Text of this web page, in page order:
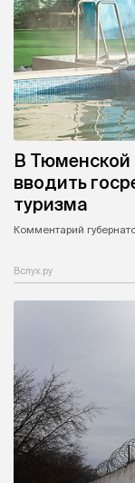
В Тюменской
вводить
туризма
Комментарий
Вслух.ру